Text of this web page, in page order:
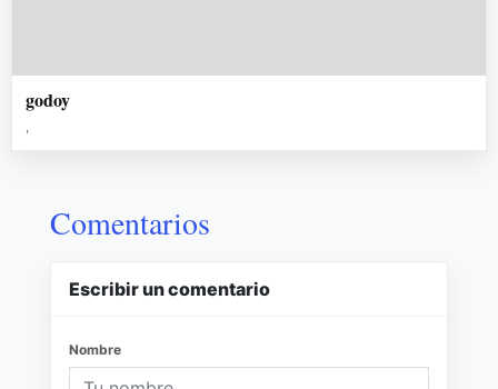
godoy
Comentarios
Escribir un comentario
Nombre